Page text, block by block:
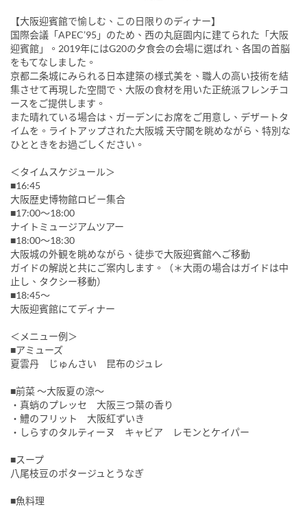
【大阪迎賓館で愉しむ、この日限りのディナー】
国際会議「APEC’95」のため、西の丸庭園内に建てられた「大阪
迎賓館」。2019年にはG20の夕食会の会場に選ばれ、各国の首脳
をもてなしました。
京都二条城にみられる日本建築の様式美を、職人の高い技術を結
集させて再現した空間で、大阪の食材を用いた正統派フレンチコ
ースをご提供します。
また晴れている場合は、ガーデンにお席をご用意し、デザートタ
イムを。ライトアップされた大阪城 天守閣を眺めながら、特別な
ひとときをお過ごしください。
＜タイムスケジュール＞
■16:45
大阪歴史博物館ロビー集合
■17:00～18:00
ナイトミュージアムツアー
■18:00～18:30
大阪城の外観を眺めながら、徒歩で大阪迎賓館へご移動
ガイドの解説と共にご案内します。（＊大雨の場合はガイドは中
止し、タクシー移動）
■18:45～
大阪迎賓館にてディナー
＜メニュー例＞
■アミューズ
夏雲丹 じゅんさい 昆布のジュレ
■前菜 ～大阪夏の涼～
・真蛸のプレッセ 大阪三つ葉の香り
・鱧のフリット 大阪紅ずいき
・しらすのタルティーヌ キャビア レモンとケイパー
■スープ
八尾枝豆のポタージュとうなぎ
■魚料理